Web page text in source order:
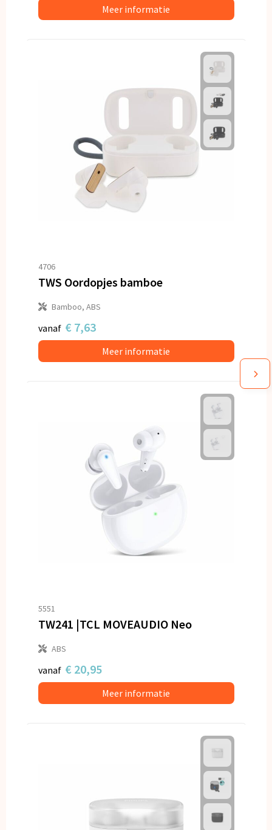
Meer informatie
4706
TWS Oordopjes bamboe
Bamboo, ABS
vanaf € 7,63
Meer informatie
5551
TW241 |TCL MOVEAUDIO Neo
ABS
vanaf € 20,95
Meer informatie